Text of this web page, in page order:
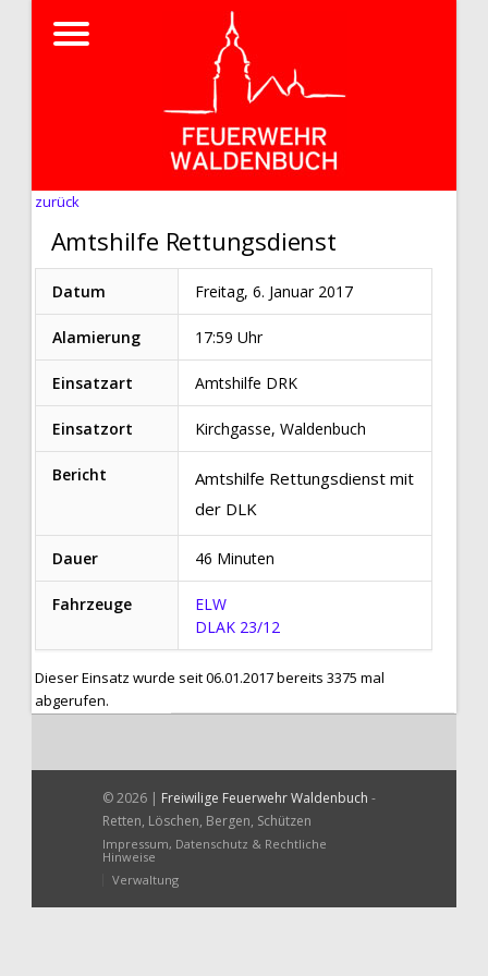
zurück
Amtshilfe Rettungsdienst
Datum Freitag, 6. Januar 2017
Alamierung 17:59 Uhr
Einsatzart Amtshilfe DRK
Einsatzort Kirchgasse, Waldenbuch
Bericht
Amtshilfe Rettungsdienst mit
der DLK
Dauer 46 Minuten
Fahrzeuge
ELW
DLAK 23/12
Dieser Einsatz wurde seit 06.01.2017 bereits 3375 mal
abgerufen.
© 2026 | Freiwilige Feuerwehr Waldenbuch -
Retten, Löschen, Bergen, Schützen
Impressum, Datenschutz & Rechtliche
Hinweise
Verwaltung